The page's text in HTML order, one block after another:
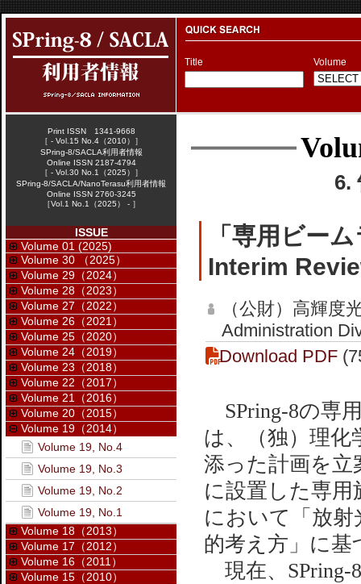
Title Volume
6.
「専用ビー
Interim
（公財）高輝
Administration
Download PDF
SPring-8の専
は、（独）理化
添った計画を立
に設置した専用
において「放
的考え方」に
現在、SPring-
Print ISSN 1341-9668
［ - Vol.15 No.4（2010）］
SPring-8/SACLA利用者情報
Online ISSN 2187-4794
［ - Vol.30 No.1（2025）］
SPring-8/SACLA/NanoTerasu利用者情報
Online ISSN 2760-3245
［Vol.1 No.1（2025） - ］
ISSUE
Volume 01 (2025)
Volume 30 （2025）
Volume 29（2024）
Volume 28（2023）
Volume 27（2022）
Volume 26（2021）
Volume 25（2020）
Volume 24（2019）
Volume 23（2018）
Volume 22（2017）
Volume 21（2016）
Volume 20（2015）
Volume 19（2014）
Volume 19, No.4
Volume 19, No.3
Volume 19, No.2
Volume 19, No.1
Volume 18（2013）
Volume 17（2012）
Volume 16（2011）
Volume 15（2010）